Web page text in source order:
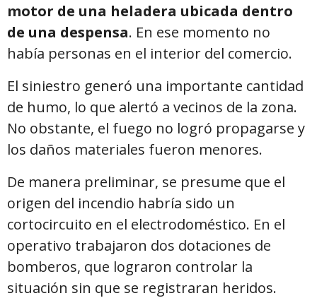
motor de una heladera ubicada dentro
de una despensa. En ese momento no
había personas en el interior del comercio.
El siniestro generó una importante cantidad
de humo, lo que alertó a vecinos de la zona.
No obstante, el fuego no logró propagarse y
los daños materiales fueron menores.
De manera preliminar, se presume que el
origen del incendio habría sido un
cortocircuito en el electrodoméstico. En el
operativo trabajaron dos dotaciones de
bomberos, que lograron controlar la
situación sin que se registraran heridos.